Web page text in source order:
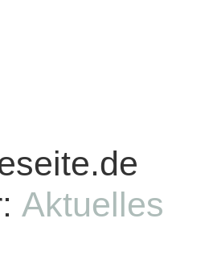
Aktuelles